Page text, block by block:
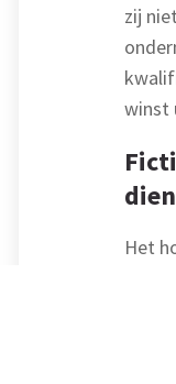
zij
winst
Het